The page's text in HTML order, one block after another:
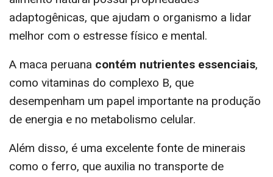
adaptogênicas, que ajudam o organismo a lidar
melhor com o estresse físico e mental.
A maca peruana contém nutrientes essenciais,
como vitaminas do complexo B, que
desempenham um papel importante na produção
de energia e no metabolismo celular.
Além disso, é uma excelente fonte de minerais
como o ferro, que auxilia no transporte de